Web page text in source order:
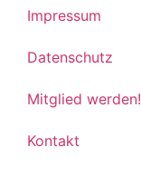
Impressum
Datenschutz
Mitglied werden!
Kontakt